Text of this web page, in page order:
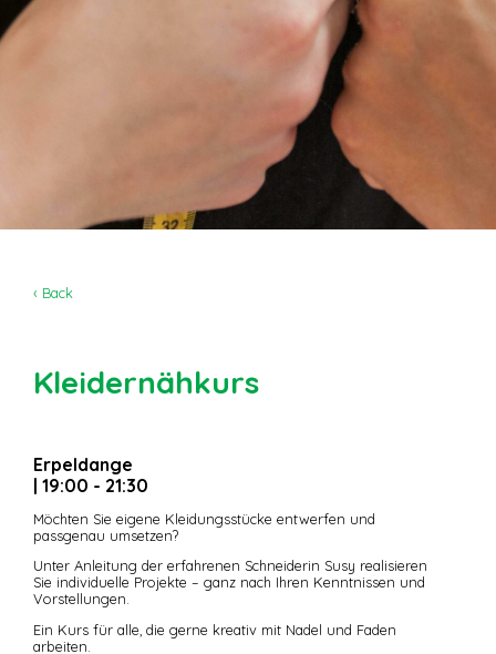
‹ Back
Kleidernähkurs
Erpeldange
| 19:00 - 21:30
Möchten Sie eigene Kleidungsstücke entwerfen und
passgenau umsetzen?
Unter Anleitung der erfahrenen Schneiderin Susy realisieren
Sie individuelle Projekte – ganz nach Ihren Kenntnissen und
Vorstellungen.
Ein Kurs für alle, die gerne kreativ mit Nadel und Faden
arbeiten.